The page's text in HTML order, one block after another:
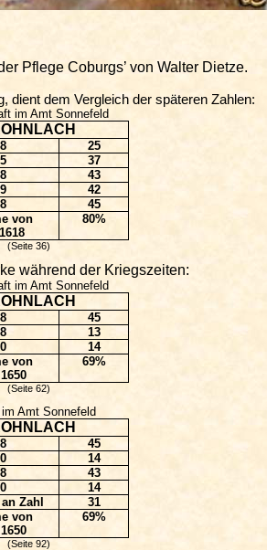
Pflege Coburgs’ von Walter Dietze.
dient dem Vergleich der späteren Zahlen:
im Amt Sonnefeld
25
37
43
42
45
von
80%
(Seite 36)
während der Kriegszeiten:
im Amt Sonnefeld
45
13
14
von
69%
(Seite 62)
im Amt Sonnefeld
45
14
43
14
Zahl
31
von
69%
(Seite 92)